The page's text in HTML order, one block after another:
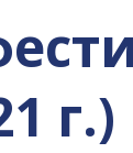
г.)